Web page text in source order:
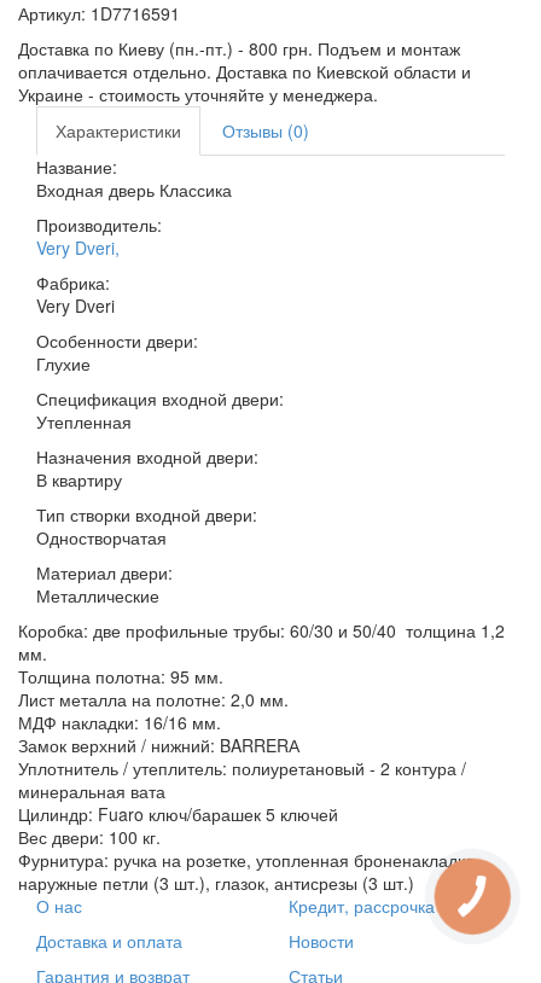
Артикул: 1D7716591
Доставка по Киеву (пн.-пт.) - 800 грн. Подъем и монтаж
оплачивается отдельно. Доставка по Киевской области и
Украине - стоимость уточняйте у менеджера.
Характеристики
Отзывы (0)
Название:
Входная дверь Классика
Производитель:
Very Dveri,
Фабрика:
Very Dveri
Особенности двери:
Глухие
Спецификация входной двери:
Утепленная
Назначения входной двери:
В квартиру
Тип створки входной двери:
Одностворчатая
Материал двери:
Металлические
Коробка: две профильные трубы: 60/30 и 50/40 толщина 1,2
мм.
Толщина полотна: 95 мм.
Лист металла на полотне: 2,0 мм.
МДФ накладки: 16/16 мм.
Замок верхний / нижний: BARRERА
Уплотнитель / утеплитель: полиуретановый - 2 контура /
минеральная вата
Цилиндр: Fuaro ключ/барашек 5 ключей
Вес двери: 100 кг.
Фурнитура: ручка на розетке, утопленная броненакладка,
наружные петли (3 шт.), глазок, антисрезы (3 шт.)
О нас
Доставка и оплата
Гарантия и возврат
Кредит, рассрочка
Новости
Статьи